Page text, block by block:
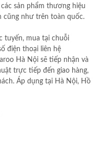
sản phẩm thương hiệu
cũng như trên toàn quốc.
tuyến, mua tại chuỗi
điện thoại liên hệ
Hà Nội sẽ tiếp nhận và
trực tiếp đến giao hàng,
Áp dụng tại Hà Nội, Hồ